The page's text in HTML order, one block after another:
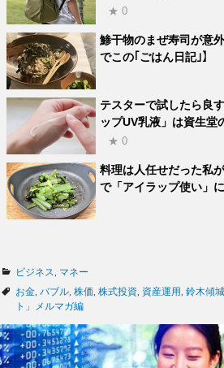
★ 0
鯵干物のまぜ寿司が意
でこの｢ごはん日記｣】
テスターで試したら良
ップUV乳液」は資生堂
★ 0
料理は人任せだった私
で「アイラップ使い」
カ
テ
ゴ
ー
ビジネス
マネー
タ
グ
お金 バブル 株価 株式投資 資産運用 鈴木傾城
ト」メルマガ編